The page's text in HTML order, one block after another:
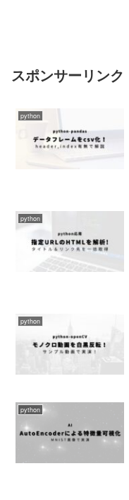
スポンサーリンク
python
python
python
python